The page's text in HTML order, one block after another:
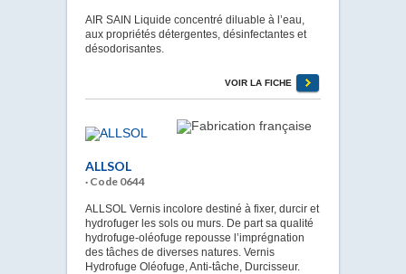
AIR SAIN Liquide concentré diluable à l’eau,
aux propriétés détergentes, désinfectantes et
désodorisantes.
VOIR LA FICHE
ALLSOL
· Code 0644
ALLSOL Vernis incolore destiné à fixer, durcir et
hydrofuger les sols ou murs. De part sa qualité
hydrofuge-oléofuge repousse l’imprégnation
des tâches de diverses natures. Vernis
Hydrofuge Oléofuge, Anti-tâche, Durcisseur.